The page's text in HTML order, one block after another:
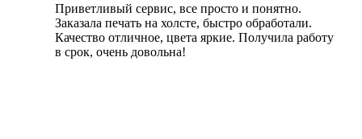
Приветливый сервис, все просто и понятно.
Заказала печать на холсте, быстро обработали.
Качество отличное, цвета яркие. Получила работу
в срок, очень довольна!